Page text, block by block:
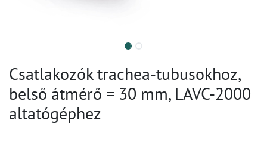
Csatlakozók trachea-tubusokhoz,
belső átmérő = 30 mm, LAVC-2000
altatógéphez